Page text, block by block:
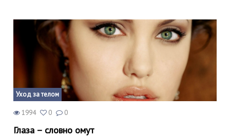
Уход за телом
1994 0 0
Глаза – словно омут